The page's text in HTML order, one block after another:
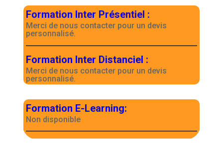
Formation Inter Présentiel :
Merci de nous contacter pour un devis
personnalisé.
Formation Inter Distanciel :
Merci de nous contacter pour un devis
personnalisé.
Formation E-Learning:
Non disponible